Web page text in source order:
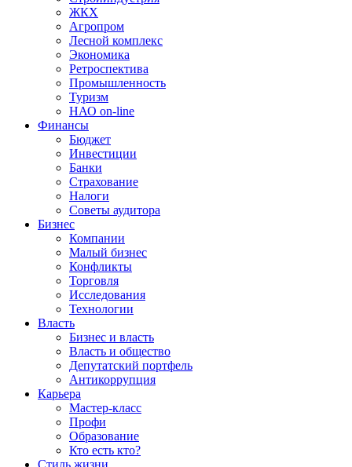
ЖКХ
Агропром
Лесной комплекс
Экономика
Ретроспектива
Промышленность
Туризм
НАО on-line
Финансы
Бюджет
Инвестиции
Банки
Страхование
Налоги
Советы аудитора
Бизнес
Компании
Малый бизнес
Конфликты
Торговля
Исследования
Технологии
Власть
Бизнес и власть
Власть и общество
Депутатский портфель
Антикоррупция
Карьера
Мастер-класс
Профи
Образование
Кто есть кто?
Стиль жизни